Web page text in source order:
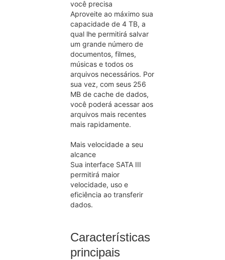
você precisa
Aproveite ao máximo sua
capacidade de 4 TB, a
qual lhe permitirá salvar
um grande número de
documentos, filmes,
músicas e todos os
arquivos necessários. Por
sua vez, com seus 256
MB de cache de dados,
você poderá acessar aos
arquivos mais recentes
mais rapidamente.
Mais velocidade a seu
alcance
Sua interface SATA III
permitirá maior
velocidade, uso e
eficiência ao transferir
dados.
Características
principais